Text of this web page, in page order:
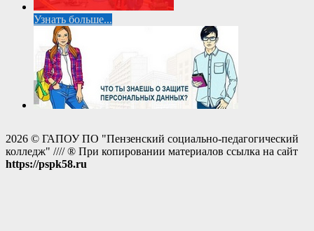
Узнать больше...
2026 © ГАПОУ ПО "Пензенский социально-педагогический
колледж" //// ® При копировании материалов ссылка на сайт
https://pspk58.ru